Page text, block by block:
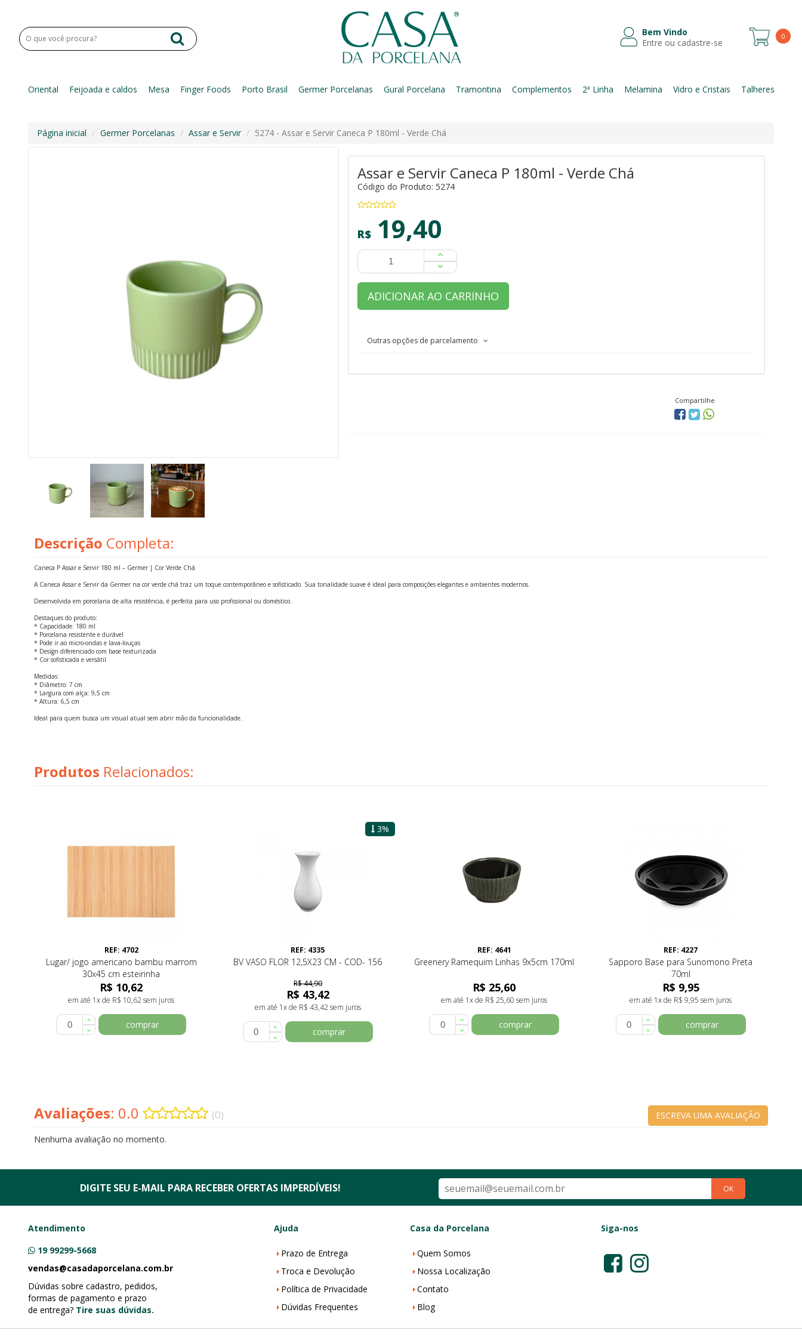
0
Bem Vindo
Entre ou cadastre-se
Oriental Feijoada e caldos Mesa Finger Foods Porto Brasil Germer Porcelanas Gural Porcelana Tramontina Complementos 2ª Linha Melamina Vidro e Cristais Talheres
Página inicial Germer Porcelanas Assar e Servir 5274 - Assar e Servir Caneca P 180ml - Verde Chá
Assar e Servir Caneca P 180ml - Verde Chá
Código do Produto: 5274
R$ 19,40
ADICIONAR AO CARRINHO
Outras opções de parcelamento
Compartilhe
Descrição Completa:
Caneca P Assar e Servir 180 ml – Germer | Cor Verde Chá
A Caneca Assar e Servir da Germer na cor verde chá traz um toque contemporâneo e sofisticado. Sua tonalidade suave é ideal para composições elegantes e ambientes modernos.
Desenvolvida em porcelana de alta resistência, é perfeita para uso profissional ou doméstico.
Destaques do produto:
* Capacidade: 180 ml
* Porcelana resistente e durável
* Pode ir ao micro-ondas e lava-louças
* Design diferenciado com base texturizada
* Cor sofisticada e versátil
Medidas:
* Diâmetro: 7 cm
* Largura com alça: 9,5 cm
* Altura: 6,5 cm
Ideal para quem busca um visual atual sem abrir mão da funcionalidade.
Produtos Relacionados:
REF: 4702
Lugar/ jogo americano bambu marrom
30x45 cm esteirinha
R$ 10,62
em até 1x de R$ 10,62 sem juros
comprar
3%
REF: 4335
BV VASO FLOR 12,5X23 CM - COD- 156
R$ 44,90
R$ 43,42
em até 1x de R$ 43,42 sem juros
comprar
REF: 4641
Greenery Ramequim Linhas 9x5cm 170ml
R$ 25,60
em até 1x de R$ 25,60 sem juros
comprar
REF: 4227
Sapporo Base para Sunomono Preta
70ml
R$ 9,95
em até 1x de R$ 9,95 sem juros
comprar
Avaliações: 0.0 (0) ESCREVA UMA AVALIAÇÃO
Nenhuma avaliação no momento.
DIGITE SEU E-MAIL PARA RECEBER OFERTAS IMPERDÍVEIS! OK
Atendimento
19 99299-5668
vendas@casadaporcelana.com.br
Dúvidas sobre cadastro, pedidos,
formas de pagamento e prazo
de entrega? Tire suas dúvidas.
Ajuda
Prazo de Entrega
Troca e Devolução
Política de Privacidade
Dúvidas Frequentes
Casa da Porcelana
Quem Somos
Nossa Localização
Contato
Blog
Siga-nos